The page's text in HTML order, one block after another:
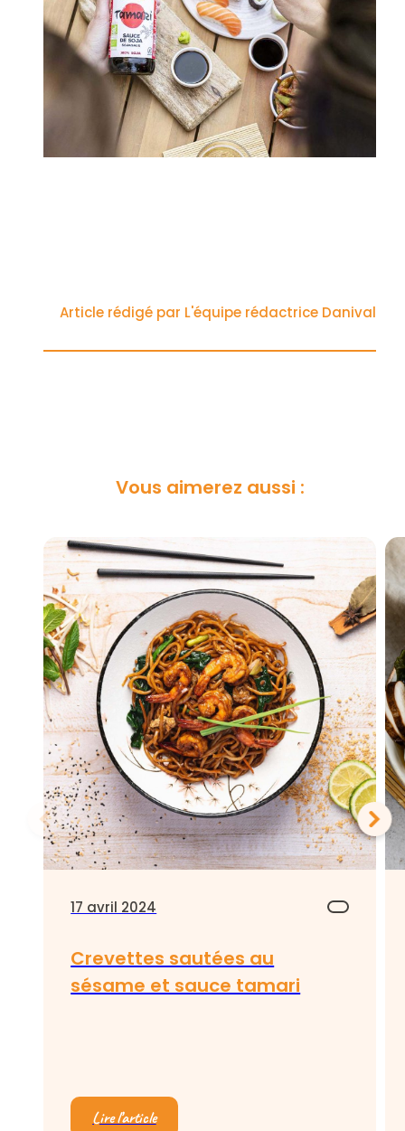
Article rédigé par L'équipe rédactrice Danival
Vous aimerez aussi :
17 avril 2024
Crevettes sautées au
sésame et sauce tamari
Lire l’article